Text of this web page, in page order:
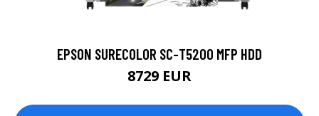
EPSON SURECOLOR SC-T5200 MFP HDD
8729 EUR